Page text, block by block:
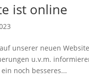
ist online
unserer neuen
u.v.m.
noch besseres...